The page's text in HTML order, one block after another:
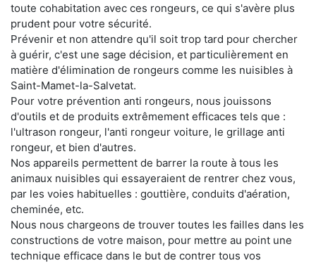
toute cohabitation avec ces rongeurs, ce qui s'avère plus
prudent pour votre sécurité.
Prévenir et non attendre qu'il soit trop tard pour chercher
à guérir, c'est une sage décision, et particulièrement en
matière d'élimination de rongeurs comme les nuisibles à
Saint-Mamet-la-Salvetat.
Pour votre prévention anti rongeurs, nous jouissons
d'outils et de produits extrêmement efficaces tels que :
l'ultrason rongeur, l'anti rongeur voiture, le grillage anti
rongeur, et bien d'autres.
Nos appareils permettent de barrer la route à tous les
animaux nuisibles qui essayeraient de rentrer chez vous,
par les voies habituelles : gouttière, conduits d'aération,
cheminée, etc.
Nous nous chargeons de trouver toutes les failles dans les
constructions de votre maison, pour mettre au point une
technique efficace dans le but de contrer tous vos